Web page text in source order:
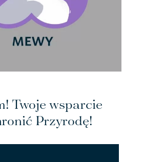
Twoje wsparcie
Przyrodę!